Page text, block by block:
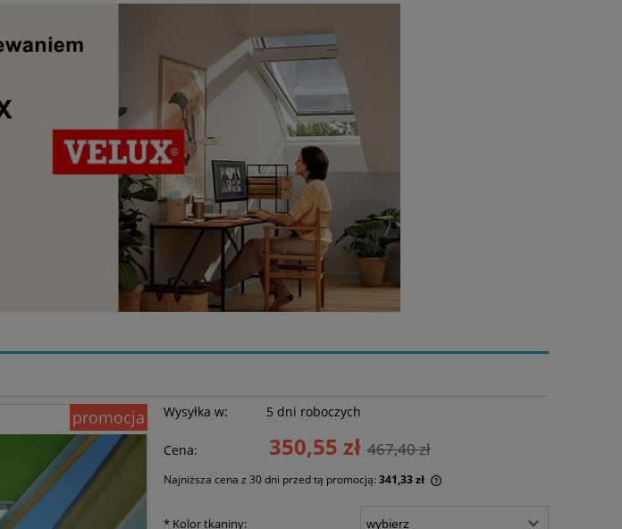
promocja
Wysyłka w: 5 dni roboczych
Cena: 350,55 zł 467,40 zł
Najniższa cena z 30 dni przed tą promocją:341,33 zł
Jeżeli produkt jest sprzedawany krócej niż
* Kolor tkaniny: